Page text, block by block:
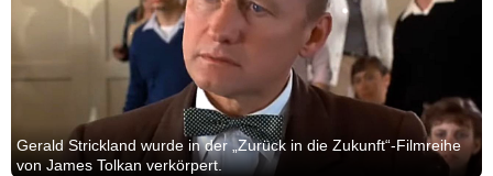
Gerald Strickland wurde in der „Zurück in die Zukunft“-Filmreihe
von James Tolkan verkörpert.